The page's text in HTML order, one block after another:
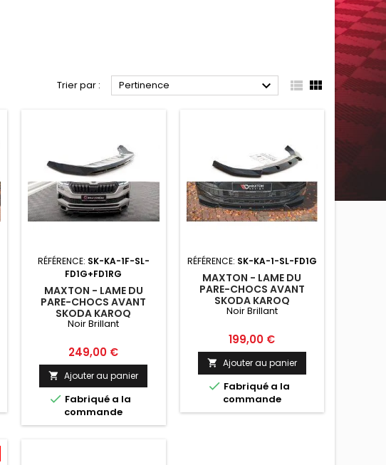
Trier par : Pertinence   
RÉFÉRENCE: SK-KA-1F-SL-
FD1G+FD1RG
MAXTON - LAME DU
PARE-CHOCS AVANT
SKODA KAROQ
SPORTLINE MK1 FACELIFT
Noir Brillant
Prix
249,00 €
 Ajouter au panier
 Fabriqué a la
commande
RÉFÉRENCE: SK-KA-1-SL-FD1G
MAXTON - LAME DU
PARE-CHOCS AVANT
SKODA KAROQ
SPORTLINE NOIR BRILLANT
Noir Brillant
Prix
199,00 €
 Ajouter au panier
 Fabriqué a la
commande